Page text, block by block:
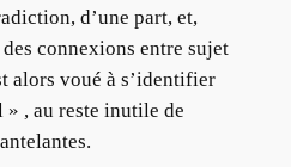
d’une part, et,
connexions entre sujet
alors voué à s’identifier
» , au reste inutile de